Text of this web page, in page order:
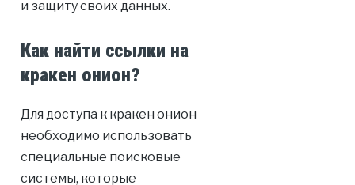
и защиту своих данных.
Как найти ссылки на
кракен онион?
Для доступа к кракен онион
необходимо использовать
специальные поисковые
системы, которые